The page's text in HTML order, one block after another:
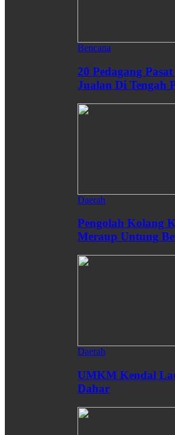
Bencana
20 Pedagang
Jualan Di Tengah
Daerah
Pengolah Kolang
Meraup Untung
Daerah
UMKM Kendal
Dahar